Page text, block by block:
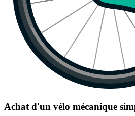
Achat d'un vélo mécanique